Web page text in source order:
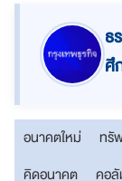
ธ
ศึ
อนาคตใหม่ ทรั
คิดอนาคต
คอ